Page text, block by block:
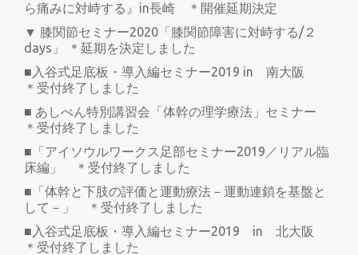
ら痛みに対峙する』in長崎 ＊開催延期決定
▼ 膝関節セミナー2020「膝関節障害に対峙する/２
days」 ＊延期を決定しました
■入谷式足底板・導入編セミナー2019 in 南大阪
＊受付終了しました
■ あしべん特別講習会「体幹の理学療法」セミナー
＊受付終了しました
■「アイソウルワークス足部セミナー2019／リアル臨
床編」 ＊受付終了しました
■「体幹と下肢の評価と運動療法－運動連鎖を基盤と
して－」 ＊受付終了しました
■入谷式足底板・導入編セミナー2019 in 北大阪
＊受付終了しました